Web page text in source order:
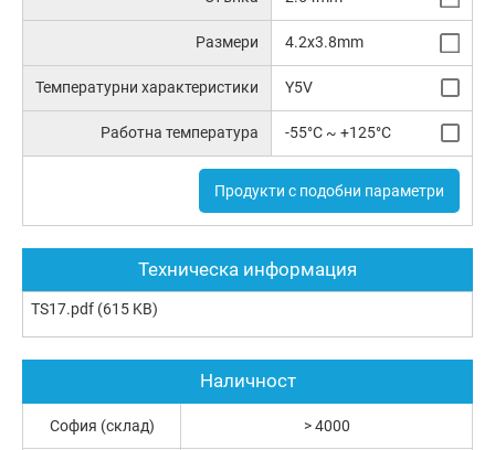
Размери 4.2x3.8mm
Температурни характеристики Y5V
Работна температура -55°C ~ +125°C
Продукти с подобни параметри
Техническа информация
TS17.pdf (615 KB)
Наличност
София (склад) > 4000